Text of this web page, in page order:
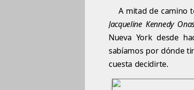
A mitad de camino
Jacqueline Kennedy
Nueva York desde
sabíamos por dónde
cuesta decidirte.